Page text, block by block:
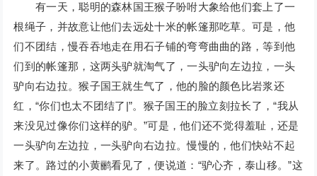
有一天，聪明的森林国王猴子吩咐大象给他们套上了一
根绳子，并故意让他们去远处十米的帐篷那吃草。可是，他
们不团结，慢吞吞地走在用石子铺的弯弯曲曲的路，等到他
们到的帐篷那，这两头驴就淘气了，一头驴向左边拉，一头
驴向右边拉。猴子国王就生气了，他的脸的颜色比岩浆还
红，“你们也太不团结了|”。猴子国王的脸立刻拉长了，“我从
来没见过像你们这样的驴。”可是，他们还不觉得羞耻，还是
一头驴向左边拉，一头驴向右边拉。慢慢的，他们快站不起
来了。路过的小黄鹂看见了，便说道：“驴心齐，泰山移。”这